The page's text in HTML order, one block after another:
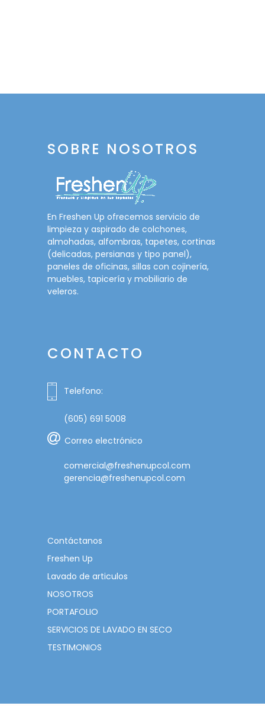
SOBRE NOSOTROS
En Freshen Up ofrecemos servicio de
limpieza y aspirado de colchones,
almohadas, alfombras, tapetes, cortinas
(delicadas, persianas y tipo panel),
paneles de oficinas, sillas con cojinería,
muebles, tapicería y mobiliario de
veleros.
CONTACTO
Telefono:
(605) 691 5008
Correo electrónico
comercial@freshenupcol.com
gerencia@freshenupcol.com
Contáctanos
Freshen Up
Lavado de articulos
NOSOTROS
PORTAFOLIO
SERVICIOS DE LAVADO EN SECO
TESTIMONIOS